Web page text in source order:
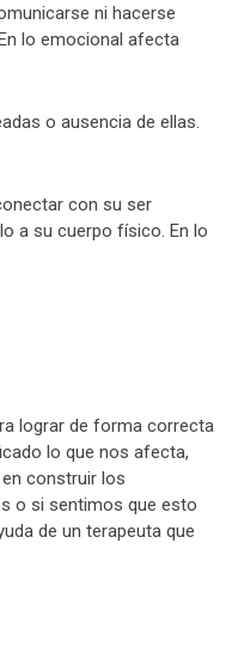
ni hacerse
lo emocional afecta
o ausencia de ellas.
con su ser
a su cuerpo físico. En lo
lograr de forma correcta
lo que nos afecta,
construir los
o si sentimos que esto
de un terapeuta que